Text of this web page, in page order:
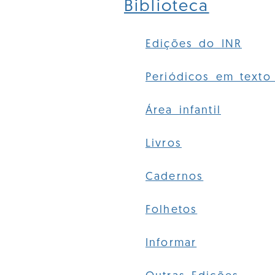
Biblioteca
Edições do INR
Periódicos em texto
Área infantil
Livros
Cadernos
Folhetos
Informar